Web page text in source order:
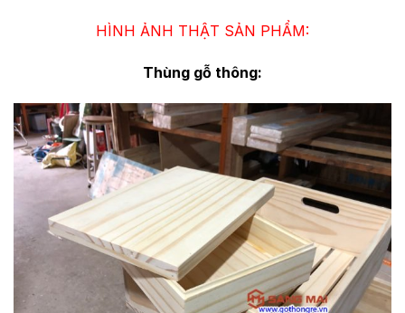
HÌNH ẢNH THẬT SẢN PHẨM:
Thùng gỗ thông: